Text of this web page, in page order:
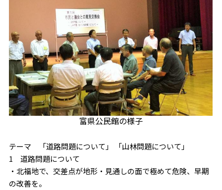
富県公民館の様子
テーマ 「道路問題について」 「山林問題について」
1 道路問題について
・北福地で、交差点が地形・見通しの面で極めて危険、早期
の改善を。